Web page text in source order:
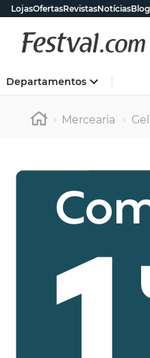
LojasOfertasRevistasNotíciasBlog
Departamentos
Mercearia